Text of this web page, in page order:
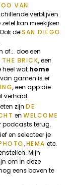
VAN
verblijven
kan meekijken
deSAN DIEGO
of... doe een
BRICK, een
heel wat home
gamen is er
, een app die
verhaal.
zijnDE
enWELCOME
podcasts terug.
en selecteer je
,HEMA etc.
Mijn
om in deze
eens boven te